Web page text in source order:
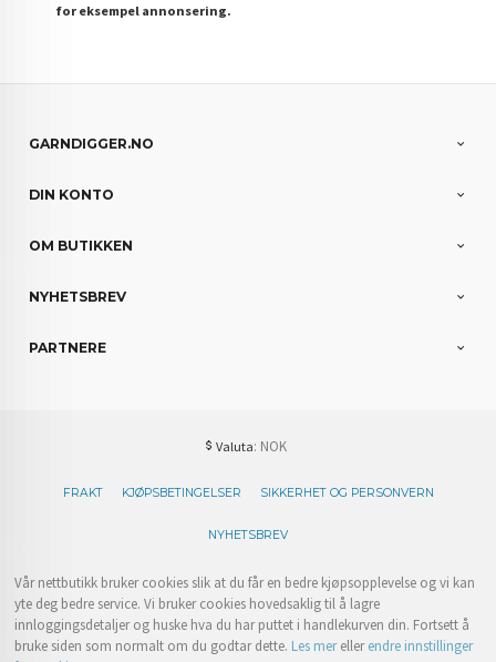
for eksempel annonsering.
GARNDIGGER.NO
DIN KONTO
OM BUTIKKEN
NYHETSBREV
PARTNERE
Valuta: NOK
FRAKT KJØPSBETINGELSER SIKKERHET OG PERSONVERN
NYHETSBREV
Vår nettbutikk bruker cookies slik at du får en bedre kjøpsopplevelse og vi kan
yte deg bedre service. Vi bruker cookies hovedsaklig til å lagre
innloggingsdetaljer og huske hva du har puttet i handlekurven din. Fortsett å
bruke siden som normalt om du godtar dette. Les merellerendre innstillinger